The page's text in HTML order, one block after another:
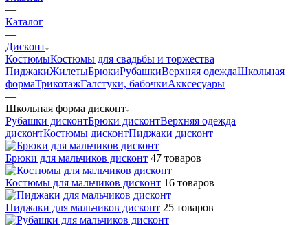
—
Каталог
—
Дисконт
КостюмыКостюмы для свадьбы и торжества
ПиджакиЖилетыБрюкиРубашкиВерхняя одеждаШкольная
формаТрикотажГалстуки, бабочкиАкксесуары
—
Школьная форма дисконт
Рубашки дисконтБрюки дисконтВерхняя одежда
дисконтКостюмы дисконтПиджаки дисконт
Брюки для мальчиков дисконт 47 товаров
Костюмы для мальчиков дисконт 16 товаров
Пиджаки для мальчиков дисконт 25 товаров